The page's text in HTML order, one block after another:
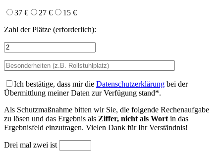
37 € 27 €
15 €
Zahl der Plätze (erforderlich):
Ich bestätige, dass mir die Datenschutzerklärung bei der
Übermittlung meiner Daten zur Verfügung stand*.
Als Schutzmaßnahme bitten wir Sie, die folgende Rechenaufgabe
zu lösen und das Ergebnis als Ziffer, nicht als Wort in das
Ergebnisfeld einzutragen. Vielen Dank für Ihr Verständnis!
Drei mal zwei ist